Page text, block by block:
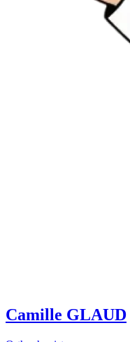
Camille GLAUD